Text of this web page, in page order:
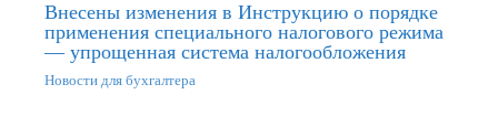
Внесены изменения в Инструкцию о порядке
применения специального налогового режима
— упрощенная система налогообложения
Новости для бухгалтера